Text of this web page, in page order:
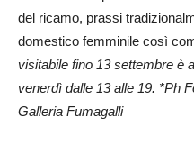
del ricamo, prassi
domestico femminile così
visitabile fino 13 settembre è
venerdì dalle 13 alle 19. *Ph
Galleria Fumagalli